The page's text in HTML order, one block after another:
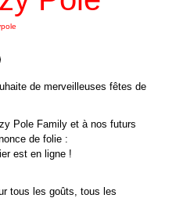
de merveilleuses fêtes de
Pole Family et à nos futurs
de folie :
est en ligne !
tous les goûts, tous les